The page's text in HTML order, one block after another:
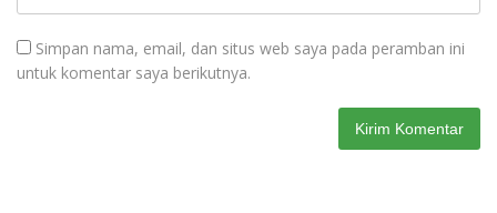
Simpan nama, email, dan situs web saya pada peramban ini
untuk komentar saya berikutnya.